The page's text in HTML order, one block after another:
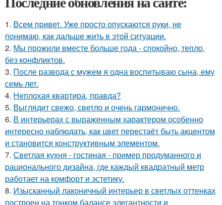
1. Всем привет. Уже просто опускаются руки, не
понимаю, как дальше жить в этой ситуации.
2. Мы прожили вместе больше года - спокойно, тепло,
без конфликтов.
3. После развода с мужем я одна воспитываю сына, ему
семь лет.
4. Неплохая квартира, правда?
5. Выглядит свежо, светло и очень гармонично.
6. В интерьерах с выраженным характером особенно
интересно наблюдать, как цвет перестаёт быть акцентом
и становится конструктивным элементом.
7. Светлая кухня - гостиная - пример продуманного и
рационального дизайна, где каждый квадратный метр
работает на комфорт и эстетику.
8. Изысканный лаконичный интерьер в светлых оттенках
построен на тонком балансе элегантности и